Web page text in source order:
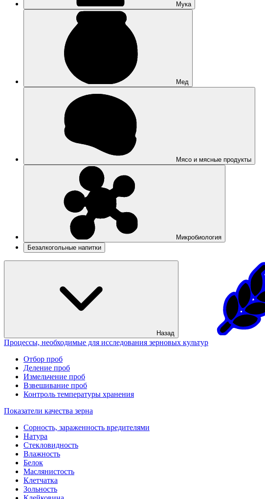
Мука
Мед
Мясо и мясные продукты
Микробиология
Безалкогольные напитки
Назад
Процессы, необходимые для исследования зерновых культур
Отбор проб
Деление проб
Измельчение проб
Взвешивание проб
Контроль температуры хранения
Показатели качества зерна
Сорность, зараженность вредителями
Натура
Стекловидность
Влажность
Белок
Маслянистость
Клетчатка
Зольность